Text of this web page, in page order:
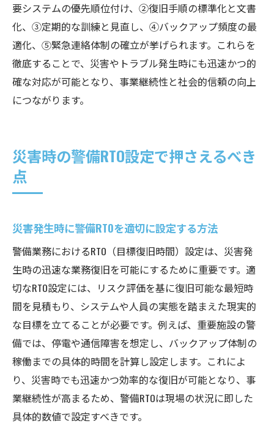
要システムの優先順位付け、②復旧手順の標準化と文書
化、③定期的な訓練と見直し、④バックアップ頻度の最
適化、⑤緊急連絡体制の確立が挙げられます。これらを
徹底することで、災害やトラブル発生時にも迅速かつ的
確な対応が可能となり、事業継続性と社会的信頼の向上
につながります。
災害時の警備RTO設定で押さえるべき
点
災害発生時に警備RTOを適切に設定する方法
警備業務におけるRTO（目標復旧時間）設定は、災害発
生時の迅速な業務復旧を可能にするために重要です。適
切なRTO設定には、リスク評価を基に復旧可能な最短時
間を見積もり、システムや人員の実態を踏まえた現実的
な目標を立てることが必要です。例えば、重要施設の警
備では、停電や通信障害を想定し、バックアップ体制の
稼働までの具体的時間を計算し設定します。これによ
り、災害時でも迅速かつ効率的な復旧が可能となり、事
業継続性が高まるため、警備RTOは現場の状況に即した
具体的数値で設定すべきです。